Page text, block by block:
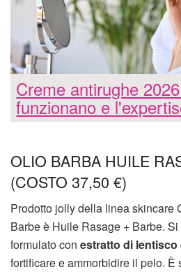
Creme antirughe
funzionano e
OLIO BARBA HUILE
(COSTO 37,50 €)
Prodotto jolly della linea skincare
Barbe è Huile Rasage + Barbe.
formulato con estratto di
fortificare e ammorbidire il pelo. È